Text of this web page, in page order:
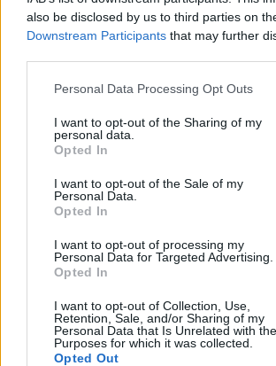
also be disclosed by us to third parties on
Downstream Participants that may further
Personal Data Processing Opt Outs
I want to opt-out of the Sharing of my
personal data.
Opted In
I want to opt-out of the Sale of my
Personal Data.
Opted In
I want to opt-out of processing my
Personal Data for Targeted Advertising.
Opted In
I want to opt-out of Collection, Use,
Retention, Sale, and/or Sharing of my
Personal Data that Is Unrelated with the
Purposes for which it was collected.
Opted Out
ΔΙΑΦΗΜΙΣΗ